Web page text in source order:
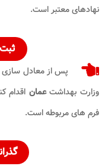
نهادهای معتبر است.
پس از معادل سازی
وزارت بهداشتعمان اقدام
فرم های مربوطه است.